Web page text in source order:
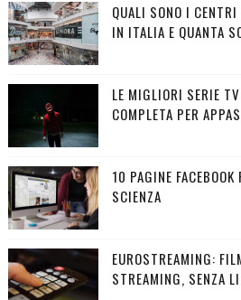
QUALI SONO I
IN ITALIA E QUANTA
LE MIGLIORI SERIE
COMPLETA PER
10 PAGINE
SCIENZA
EUROSTREAMING:
STREAMING, SENZA